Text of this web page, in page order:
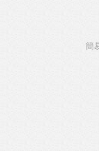
簡